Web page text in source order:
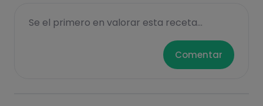
Se el primero en valorar esta receta...
Comentar